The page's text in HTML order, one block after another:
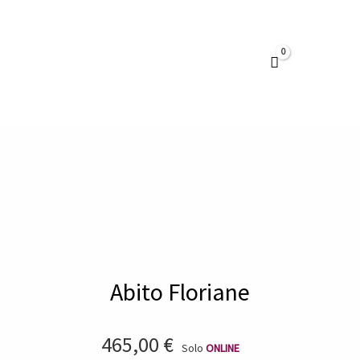
Abito Floriane
465,00 € Solo ONLINE